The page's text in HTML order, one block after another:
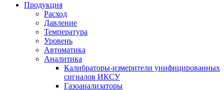
Продукция
Расход
Давление
Температура
Уровень
Автоматика
Аналитика
Калибраторы-измерители унифицированных
сигналов ИКСУ
Газоанализаторы